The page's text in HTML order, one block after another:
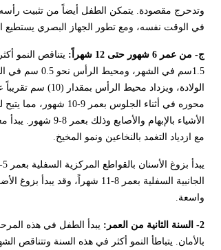
وتدحرج مقصودة. يتمكن الطفل أيضاً من تثبيت رأسه
في الوقت نفسه، ومع تطور الجهاز البصري يستطيع
ج- من عمر 6 شهور حتى 12 شهراً:
محوره في أثناء
مع ازدياد التغمد بالنخاعين ونمو المخيخ.
واسعة.
2- السنة الثانية من العمر:
يبدأ الطفل في هذه